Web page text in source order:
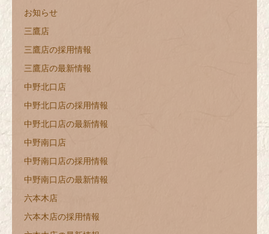
お知らせ
三鷹店
三鷹店の採用情報
三鷹店の最新情報
中野北口店
中野北口店の採用情報
中野北口店の最新情報
中野南口店
中野南口店の採用情報
中野南口店の最新情報
六本木店
六本木店の採用情報